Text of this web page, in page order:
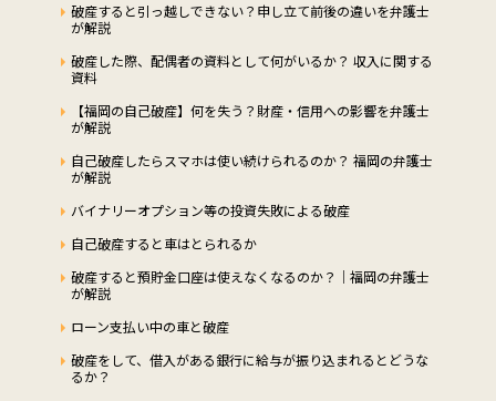
破産すると引っ越しできない？申し立て前後の違いを弁護士
が解説
破産した際、配偶者の資料として何がいるか？ 収入に関する
資料
【福岡の自己破産】何を失う？財産・信用への影響を弁護士
が解説
自己破産したらスマホは使い続けられるのか？ 福岡の弁護士
が解説
バイナリーオプション等の投資失敗による破産
自己破産すると車はとられるか
破産すると預貯金口座は使えなくなるのか？｜福岡の弁護士
が解説
ローン支払い中の車と破産
破産をして、借入がある銀行に給与が振り込まれるとどうな
るか？